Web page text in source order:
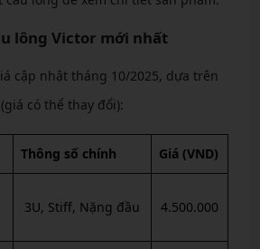
lông Victor mới nhất
cập nhật tháng 10/2025, dựa trên
có thể thay đổi):
Thông số chính Giá (VND)
3U, Stiff, Nặng đầu 4.500.000